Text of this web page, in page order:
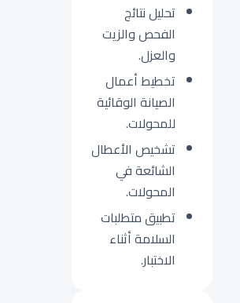
تحليل نتائج
الفحص والزيت
والعزل.
تخطيط أعمال
الصيانة الوقائية
للمحولات.
تشخيص الأعطال
الشائعة في
المحولات.
تطبيق متطلبات
السلامة أثناء
الاختبار.